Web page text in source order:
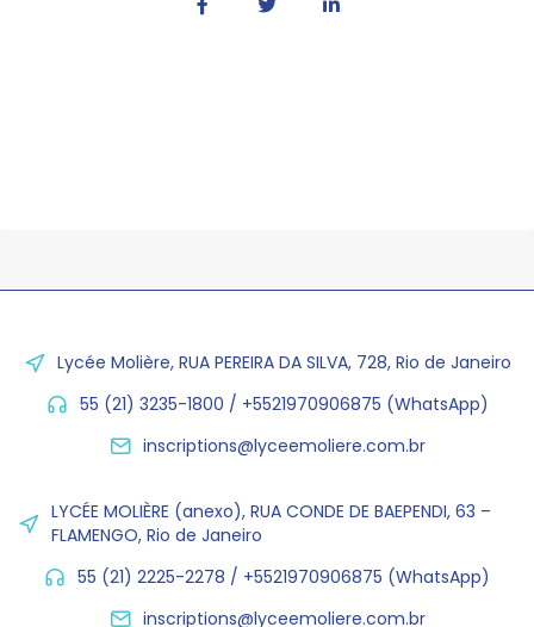
Lycée Molière, RUA PEREIRA DA SILVA, 728, Rio de Janeiro
55 (21) 3235-1800 / +5521970906875 (WhatsApp)
inscriptions@lyceemoliere.com.br
LYCÉE MOLIÈRE (anexo), RUA CONDE DE BAEPENDI, 63 –
FLAMENGO, Rio de Janeiro
55 (21) 2225-2278 / +5521970906875 (WhatsApp)
inscriptions@lyceemoliere.com.br